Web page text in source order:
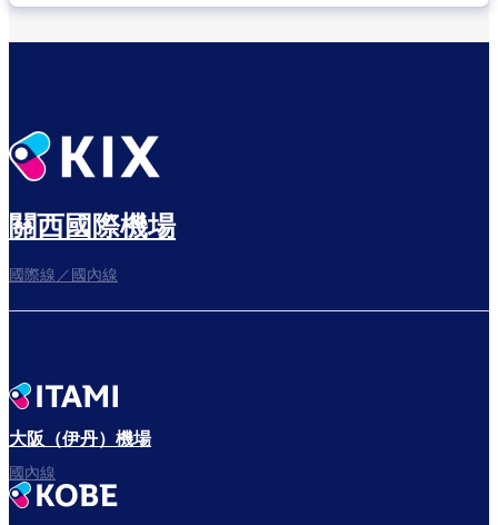
關西國際機場
國際線／國內線
大阪（伊丹）機場
國內線